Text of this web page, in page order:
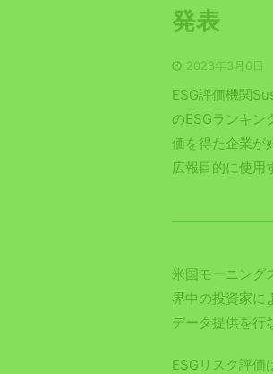
発表
2023年3月6日
ESG評価機関
のESGランキン
価を得た企業が
広報目的に使用
米国モーニング
界中の投資家に
データ提供を行
ESGリスク評価